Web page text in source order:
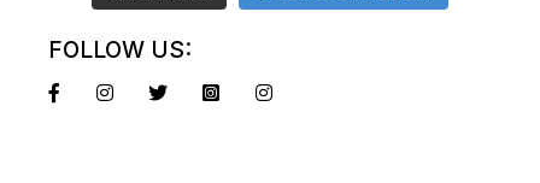
FOLLOW US: